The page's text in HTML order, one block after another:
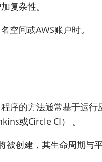
复杂性。
间或AWS账户时。
的方法通常基于运行
或Circle CI） 。
创建，其生命周期与